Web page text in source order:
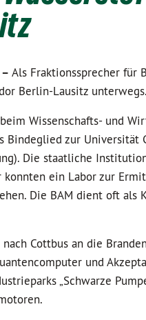
Als Fraktionssprecher für
Berlin-Lausitz unterwegs.
Wissenschafts- und
Bindeglied zur
Die staatliche
konnten ein Labor zur
Die BAM dient oft als
Cottbus an die
und
„Schwarze